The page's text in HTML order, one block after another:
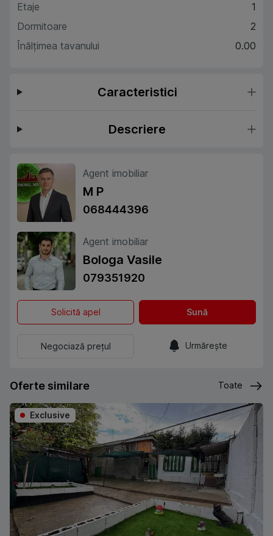
Etaje
1
Dormitoare
2
Înălțimea tavanului
0.00
Caracteristici
Descriere
Agent imobiliar
M P
068444396
Agent imobiliar
Bologa Vasile
079351920
Solicită apel Sună
Negociază prețul Urmărește
Oferte similare Toate
Exclusive